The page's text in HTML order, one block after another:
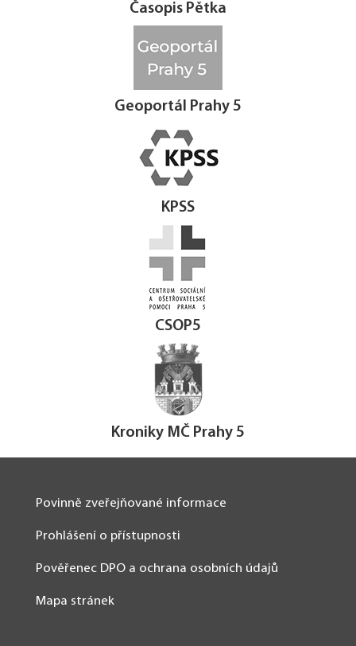
Časopis Pětka
Geoportál Prahy 5
KPSS
CSOP5
Kroniky MČ Prahy 5
Povinně zveřejňované informace
Prohlášení o přístupnosti
Pověřenec DPO a ochrana osobních údajů
Mapa stránek